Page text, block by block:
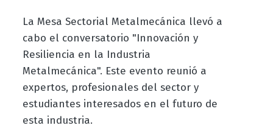
La Mesa Sectorial Metalmecánica llevó a
cabo el conversatorio "Innovación y
Resiliencia en la Industria
Metalmecánica". Este evento reunió a
expertos, profesionales del sector y
estudiantes interesados en el futuro de
esta industria.